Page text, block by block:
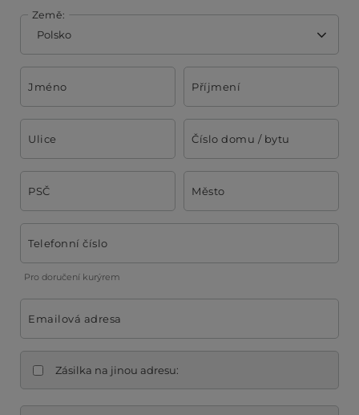
Země:
Jméno Příjmení
Ulice Číslo domu / bytu
PSČ Město
Telefonní číslo
Pro doručení kurýrem
Emailová adresa
Zásilka na jinou adresu: